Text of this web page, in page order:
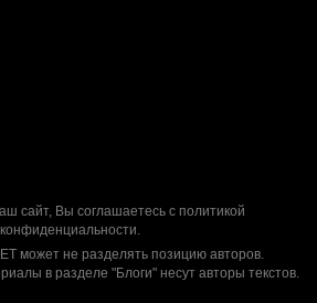
сайт, Вы соглашаетесь с политикой
конфиденциальности.
может не разделять позицию авторов.
в разделе "Блоги" несут авторы текстов.